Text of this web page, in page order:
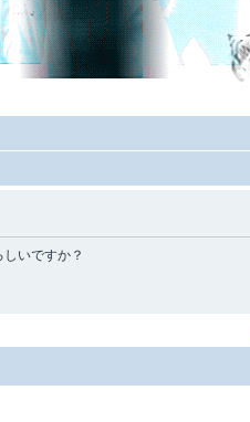
いですか？